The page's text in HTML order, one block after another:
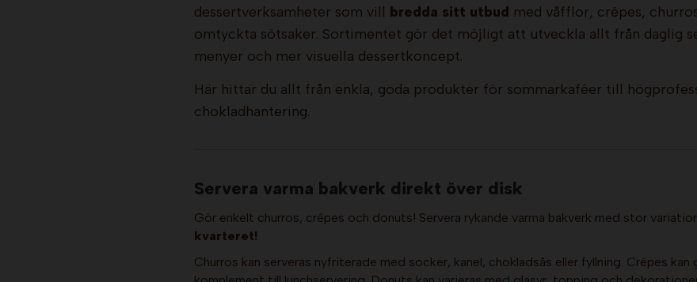
dessertverksamheter som vill bredda sitt utbud med våfflor, crêpes,
omtyckta sötsaker. Sortimentet gör det möjligt att utveckla allt från daglig
menyer och mer visuella dessertkoncept.
Här hittar du allt från enkla, goda produkter för sommarkaféer till
chokladhantering.
Servera varma bakverk direkt över disk
Gör enkelt churros, crêpes och donuts! Servera rykande varma bakverk med stor
kvarteret!
Churros kan serveras nyfriterade med socker, kanel, chokladsås eller fyllning. Crêpes